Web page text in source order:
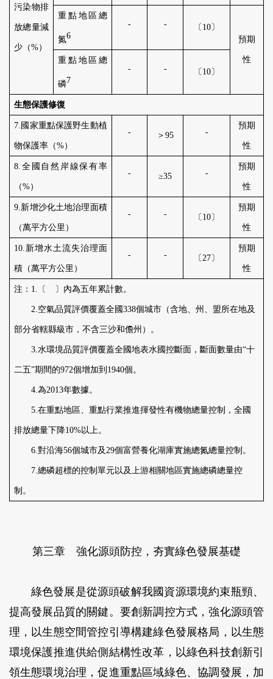
污染物排
放總量減
少（%）
重點地區總
氮6
- - 〔 10 〕
預期
性
重點地區總
磷7
- - 〔 10 〕
生態保護修復
7 國家重點保護野生動植
物保護率（%）
- ＞ 95 -
預期
性
8 全國自然岸線保有率
（%）
- ≥35 -
預期
性
9 新增沙化土地治理面積
（萬平方公里）
- - 〔 10 〕
預期
性
10 新增水土流失治理面
積（萬平方公里）
- - 〔 27 〕
預期
性
注： 1. 〔 〕內為五年累計數。
2. 空氣品質評價覆蓋全國338個城市（含地、州、盟所在地及
部分省轄縣級市，不含三沙和儋州）。
3.水環境品質評價覆蓋全國地表水國控斷面，斷面數量由“十
二五”期間的972個增加到 1940個。
4.為2013年數據。
5.在重點地區、重點行業推進揮發性有機物總量控制，全國
排放總量下降10%以上。
6.對沿海56個城市及 29個富營養化湖庫實施總氮總量控制。
7.總磷超標的控制單元以及上游相關地區實施總磷總量控
制。
第三章 強化源頭防控，夯實綠色發展基礎
綠色發展是從源頭破解我國資源環境約束瓶頸、
提高發展品質的關鍵。要創新調控方式，強化源頭管
理，以生態空間管控引導構建綠色發展格局，以生態
環境保護推進供給側結構性改革，以綠色科技創新引
領生態環境治理，促進重點區域綠色、協調發展，加